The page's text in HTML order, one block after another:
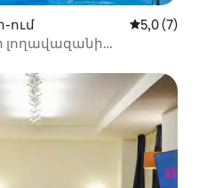
ում Միջին
5,0 (7)
լողավազանի